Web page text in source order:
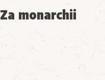
Za monarchii